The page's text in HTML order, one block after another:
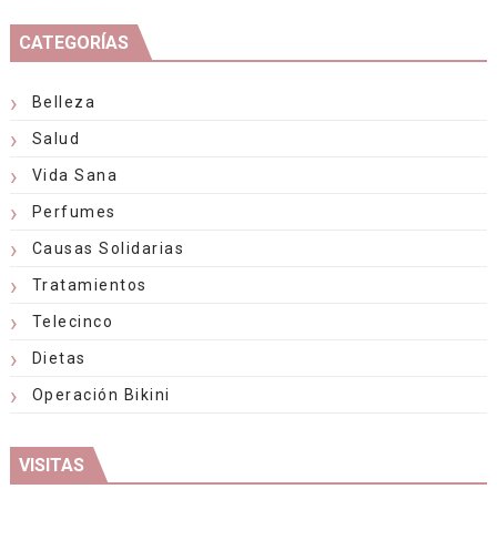
CATEGORÍAS
Belleza
Salud
Vida Sana
Perfumes
Causas Solidarias
Tratamientos
Telecinco
Dietas
Operación Bikini
VISITAS